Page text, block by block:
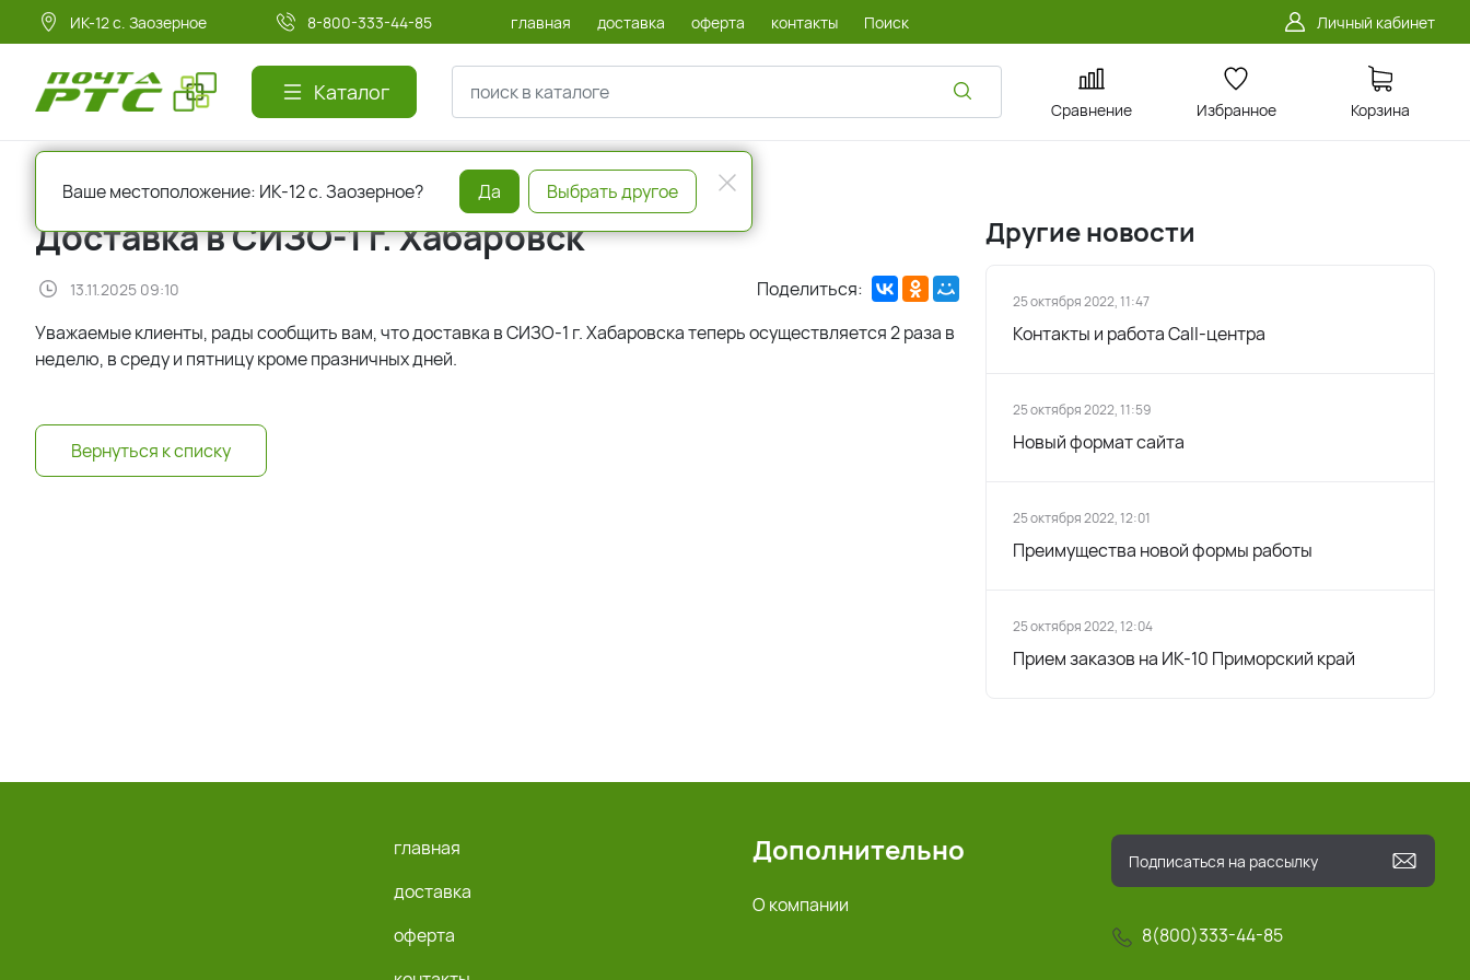
ИК-12 с. Заозерное 8-800-333-44-85 главная доставка оферта контакты Поиск Личный кабинет
Каталог
Сравнение Избранное Корзина
Доставка в СИЗО-1 г. Хабаровск
13.11.2025 09:10
Поделиться:
Уважаемые клиенты, рады сообщить вам, что доставка в СИЗО-1 г. Хабаровска теперь осуществляется 2 раза в
неделю, в среду и пятницу кроме празничных дней.
Вернуться к списку
Другие новости
25 октября 2022, 11:47
Контакты и работа Call-центра
25 октября 2022, 11:59
Новый формат сайта
25 октября 2022, 12:01
Преимущества новой формы работы
25 октября 2022, 12:04
Прием заказов на ИК-10 Приморский край
8(800)333-44-85
главная
доставка
оферта
Дополнительно
О компании
Ваше местоположение: ИК-12 с. Заозерное? Да Выбрать другое